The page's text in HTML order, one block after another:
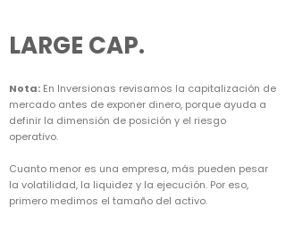
LARGE CAP.
Nota: En Inversionas revisamos la capitalización de
mercado antes de exponer dinero, porque ayuda a
definir la dimensión de posición y el riesgo
operativo.
Cuanto menor es una empresa, más pueden pesar
la volatilidad, la liquidez y la ejecución. Por eso,
primero medimos el tamaño del activo.